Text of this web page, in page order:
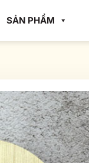
SẢN PHẨM